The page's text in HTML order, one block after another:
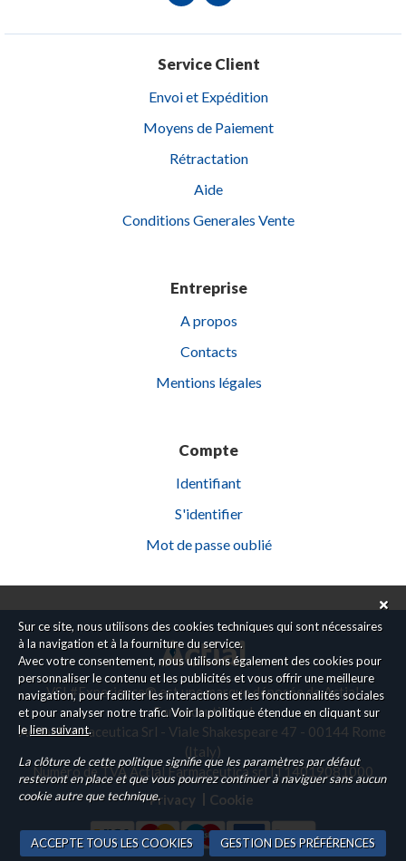
Service Client
Envoi et Expédition
Moyens de Paiement
Rétractation
Aide
Conditions Generales Vente
Entreprise
A propos
Contacts
Mentions légales
Compte
Identifiant
S'identifier
Mot de passe oublié
VSL#Experience® est une marque déposée de Actial
Farmaceutica srl
Actial Farmaceutica Srl - Viale Shakespeare 47 - 00144 Rome
(Italy)
Numéro de TVA Actial Farmaceutica srl IT14019081000
Privacy
Cookie
Sur ce site, nous utilisons des cookies techniques qui sont nécessaires
à la navigation et à la fourniture du service.
Avec votre consentement, nous utilisons également des cookies pour
personnaliser le contenu et les publicités et vous offrir une meilleure
navigation, pour faciliter les interactions et les fonctionnalités sociales
et pour analyser notre trafic. Voir la politique étendue en cliquant sur
lelien suivant.
La clôture de cette politique signifie que les paramètres par défaut
resteront en place et que vous pourrez continuer à naviguer sans aucun
cookie autre que technique.
ACCEPTE TOUS LES COOKIES GESTION DES PRÉFÉRENCES